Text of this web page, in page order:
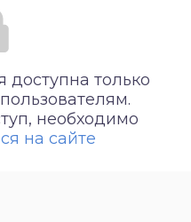
доступна только
необходимо
на сайте